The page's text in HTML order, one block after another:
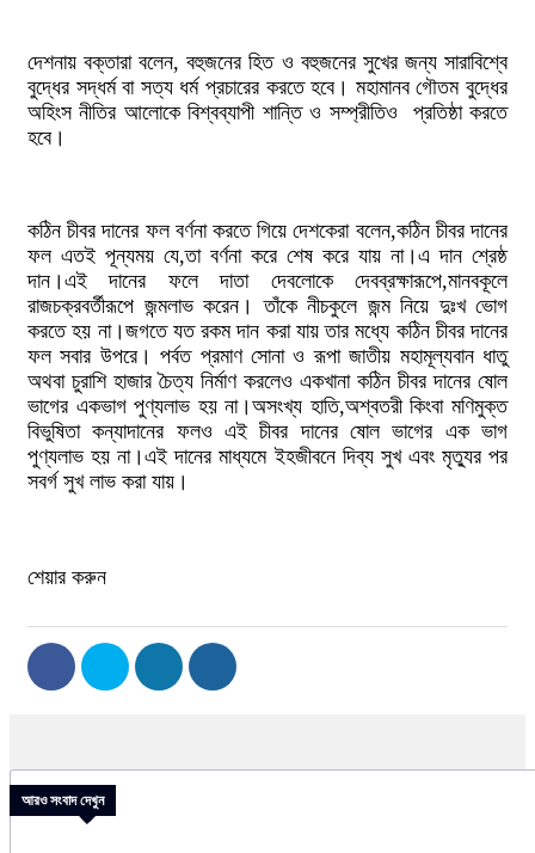
দেশনায় বক্তারা বলেন, বহুজনের হিত ও বহুজনের সুখের জন্য সারাবিশ্বে
বুদ্ধের সদ্ধর্ম বা সত্য ধর্ম প্রচারের করতে হবে। মহামানব গৌতম বুদ্ধের
অহিংস নীতির আলোকে বিশ্বব্যাপী শান্তি ও সম্প্রীতিও প্রতিষ্ঠা করতে
হবে।
কঠিন চীবর দানের ফল বর্ণনা করতে গিয়ে দেশকেরা বলেন,কঠিন চীবর দানের
ফল এতই পূন্যময় যে,তা বর্ণনা করে শেষ করে যায় না।এ দান শ্রেষ্ঠ
দান।এই দানের ফলে দাতা দেবলোকে দেবব্রক্ষারূপে,মানবকূলে
রাজচক্রবর্তীরূপে জন্মলাভ করেন। তাঁকে নীচকুলে জন্ম নিয়ে দুঃখ ভোগ
করতে হয় না।জগতে যত রকম দান করা যায় তার মধ্যে কঠিন চীবর দানের
ফল সবার উপরে। পর্বত প্রমাণ সোনা ও রূপা জাতীয় মহামূল্যবান ধাতু
অথবা চুরাশি হাজার চৈত্য নির্মাণ করলেও একখানা কঠিন চীবর দানের ষোল
ভাগের একভাগ পুণ্যলাভ হয় না।অসংখ্য হাতি,অশ্বতরী কিংবা মণিমুক্ত
বিভুষিতা কন্যাদানের ফলও এই চীবর দানের ষোল ভাগের এক ভাগ
পুণ্যলাভ হয় না।এই দানের মাধ্যমে ইহজীবনে দিব্য সুখ এবং মৃত্যুর পর
সবর্গ সুখ লাভ করা যায়।
শেয়ার করুন
আরও সংবাদ দেখুন